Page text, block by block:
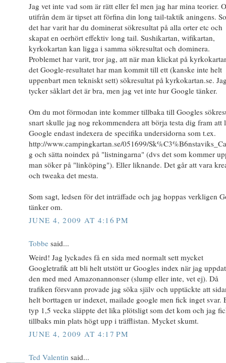
Jag vet inte vad som är rätt eller fel men jag har mina teorier.
utifrån dem är tipset att förfina din long tail-taktik aningens.
det har varit har du dominerat sökresultat på alla orter etc och
skapat en oerhört effektiv long tail. Sushikartan, wifikartan,
kyrkokartan kan ligga i samma sökresultat och dominera.
Problemet har varit, tror jag, att när man klickat på
det Google-resultatet har man kommit till ett (kanske inte helt
uppenbart men tekniskt sett) sökresultat på kyrkokartan.se.
tycker såklart det är bra, men jag vet inte hur Google tänker.
Om du mot förmodan inte kommer tillbaka till Googles
snart skulle jag nog rekommendera att börja testa dig fram att
Google endast indexera de specifika undersidorna som t.ex.
http://www.campingkartan.se/051699/
g och sätta noindex på "listningarna" (dvs det som kommer
man söker på "linköping"). Eller liknande. Det går att vara
och tweaka det mesta.
Som sagt, ledsen för det inträffade och jag hoppas verkligen
tänker om.
JUNE 4, 2009 AT 4:16 PM
Tobbe said...
Weird! Jag lyckades få en sida med normalt sett mycket
Googletrafik att bli helt utstött ur Googles index när jag
den med med Amazonannonser (slump eller inte, vet ej). Då
trafiken försvann provade jag söka själv och upptäckte att
helt borttagen ur indexet, mailade google men fick inget svar.
typ 1,5 vecka släppte det lika plötsligt som det kom och jag
tillbaks min plats högt upp i träfflistan. Mycket skumt.
JUNE 4, 2009 AT 4:17 PM
Ted Valentin said...